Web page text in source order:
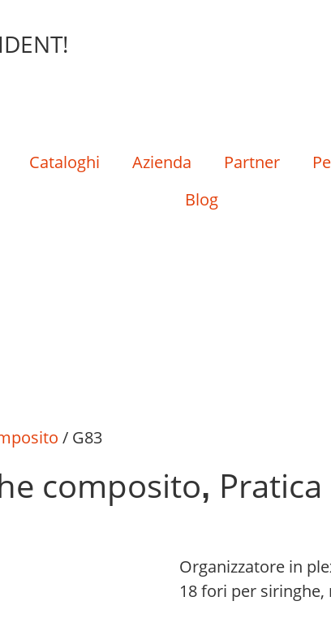
Cataloghi Azienda Partner
Blog
/ G83
composito,
Organizzatore in
18 fori per